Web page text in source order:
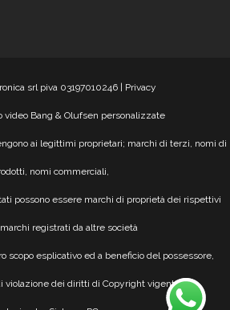
srl piva 03197010246 | Privacy
video Bang & Olufsen personalizzate
ai legittimi proprietari; marchi di terzi, nomi di
nomi commerciali,
possono essere marchi di proprietà dei rispettivi
registrati da altre società
scopo esplicativo ed a beneficio del possessore,
violazione dei diritti di Copyright vigenti.